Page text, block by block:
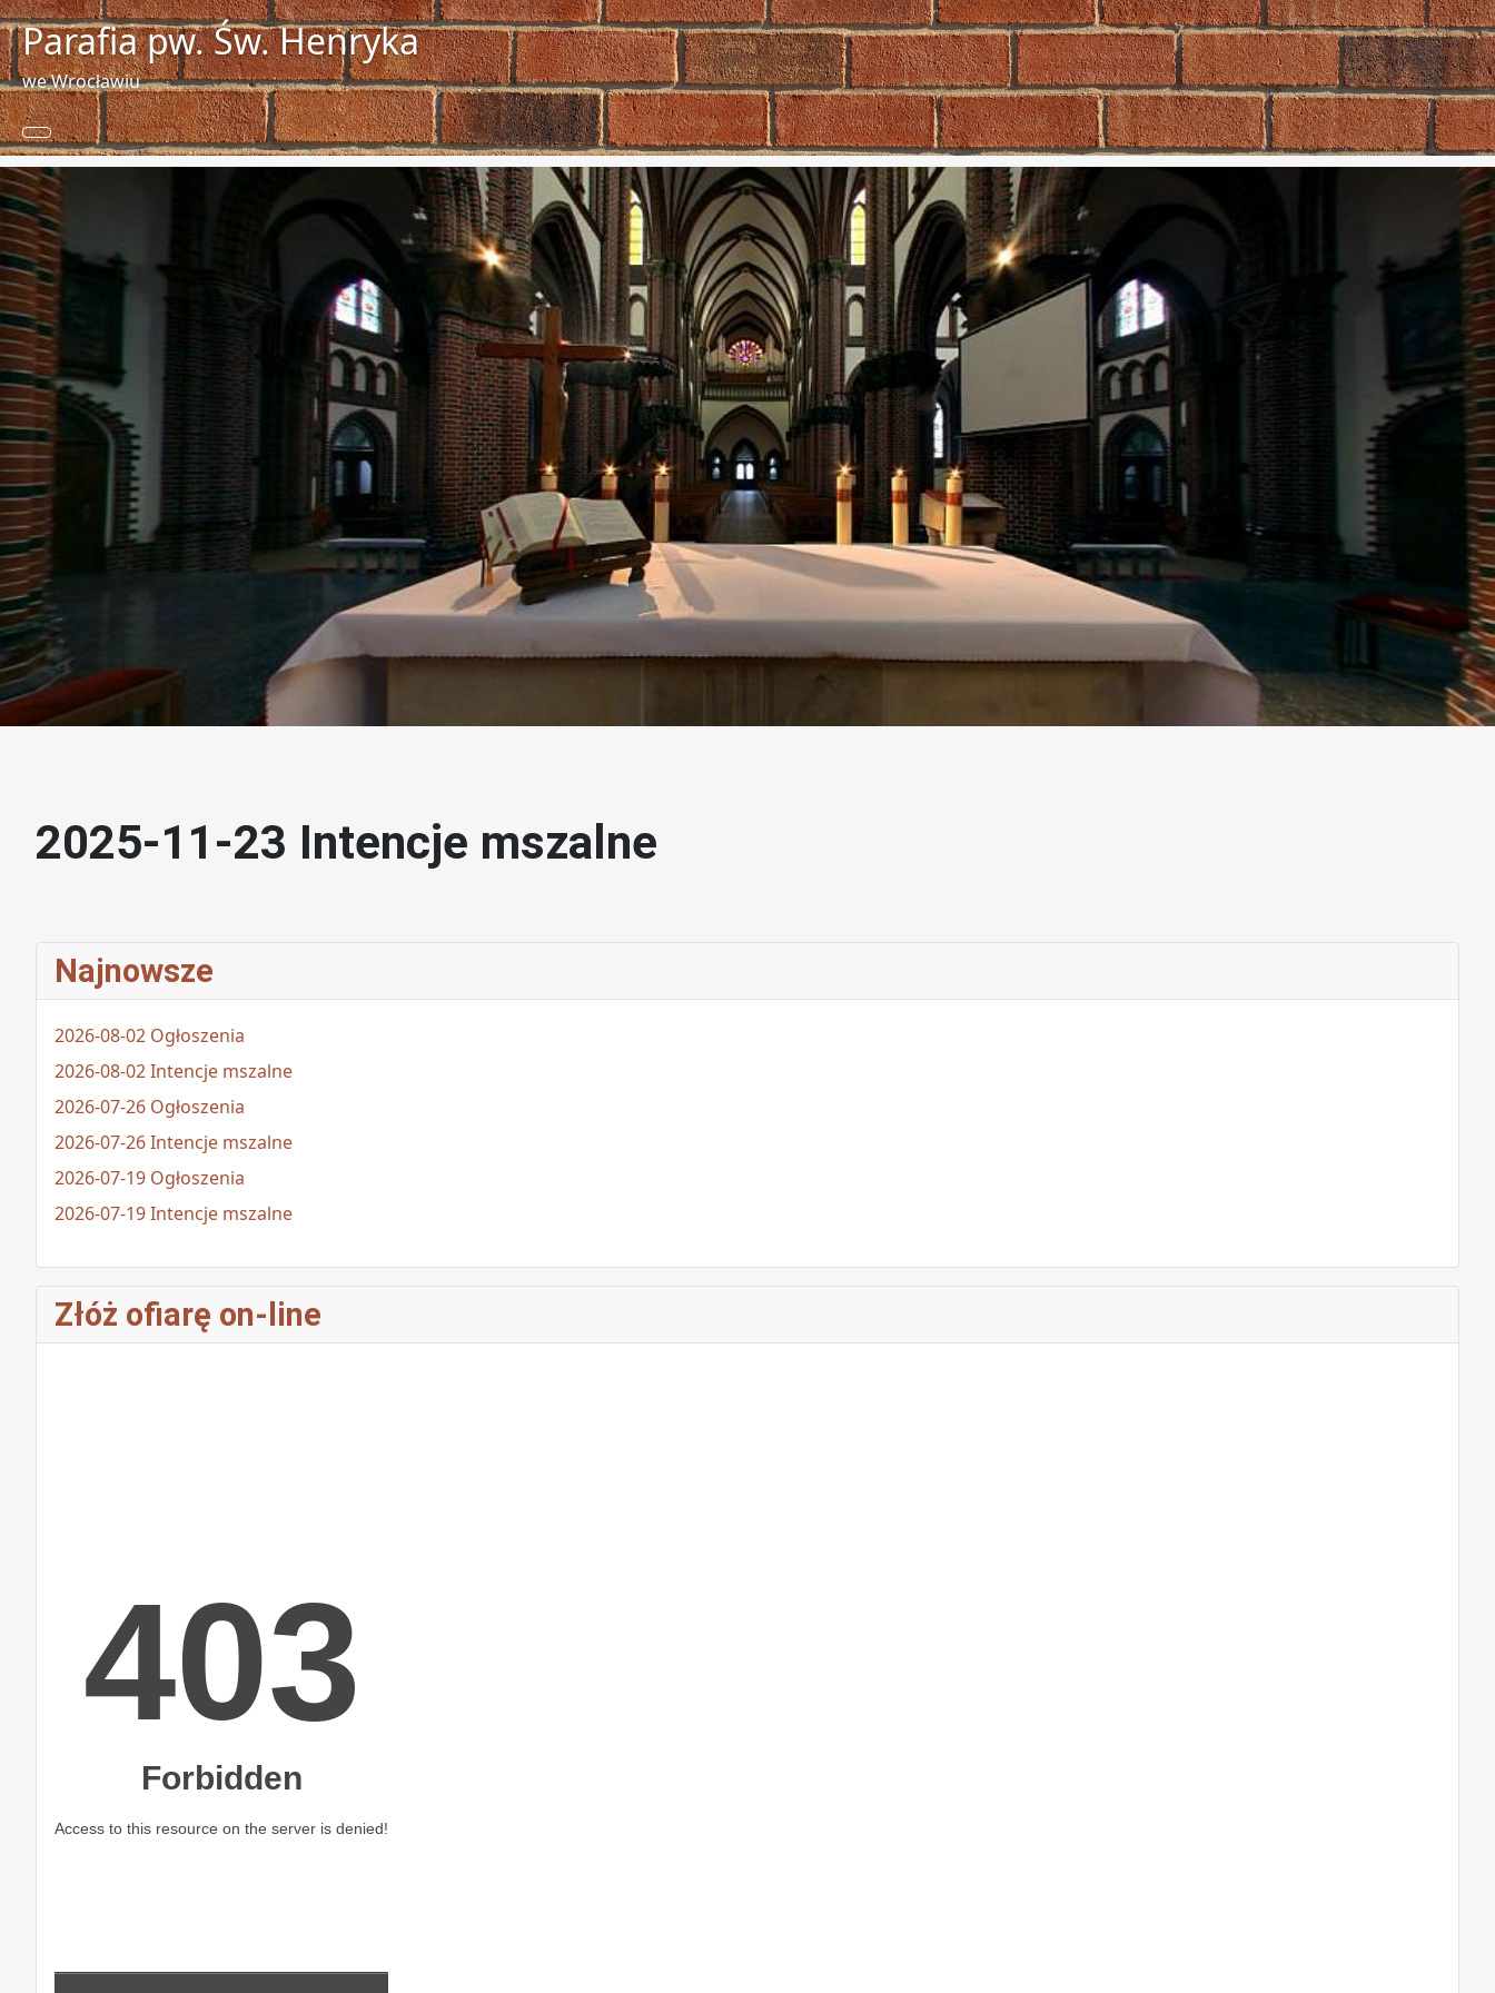
Parafia pw. Św. Henryka
we Wrocławiu
Najnowsze
2026-08-02 Ogłoszenia
2026-08-02 Intencje mszalne
2026-07-26 Ogłoszenia
2026-07-26 Intencje mszalne
2026-07-19 Ogłoszenia
2026-07-19 Intencje mszalne
Złóż ofiarę on-line
2025-11-23 Intencje mszalne